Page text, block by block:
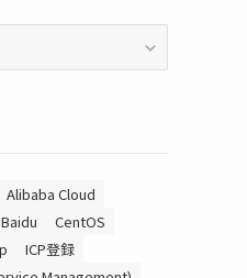
Alibaba Cloud
Baidu
CentOS
ICP登録